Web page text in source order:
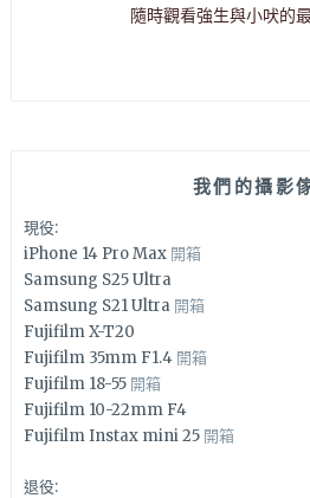
隨時觀看強生與小吠的
我們的攝影
現役:
iPhone 14 Pro Max 開箱
Samsung S25 Ultra
Samsung S21 Ultra 開箱
Fujifilm X-T20
Fujifilm 35mm F1.4 開箱
Fujifilm 18-55 開箱
Fujifilm 10-22mm F4
Fujifilm Instax mini 25 開箱
退役: